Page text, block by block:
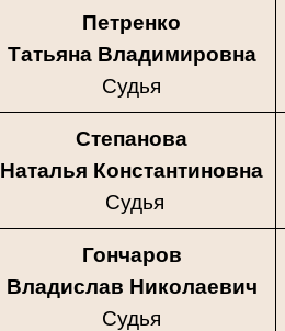
Петренко
Татьяна Владимировна
Судья
Степанова
Наталья Константиновна
Судья
Гончаров
Владислав Николаевич
Судья